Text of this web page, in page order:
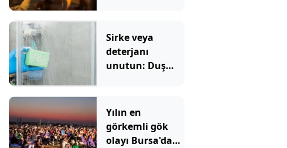
Sirke veya
deterjanı
unutun: Duş
hamlede söküp
atıyor
Yılın en
görkemli gök
olayı Bursa'dan